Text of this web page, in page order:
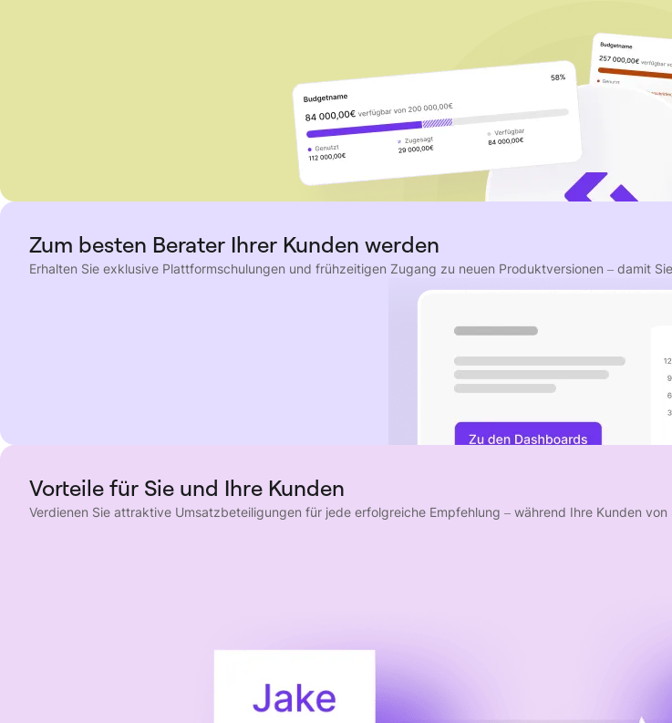
Zum besten Berater Ihrer Kunden werden
Erhalten Sie exklusive Plattformschulungen und frühzeitigen Zugang zu neuen Produktversionen – damit
Vorteile für Sie und Ihre Kunden
Verdienen Sie attraktive Umsatzbeteiligungen für jede erfolgreiche Empfehlung – während Ihre Kunden